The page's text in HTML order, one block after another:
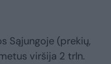
Sąjungoje (prekių,
viršija 2 trln.